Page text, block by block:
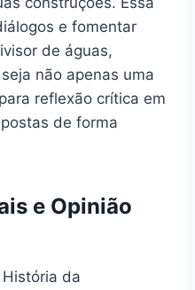
e fomentar
de águas,
não apenas uma
reflexão crítica em
de forma
e Opinião
da